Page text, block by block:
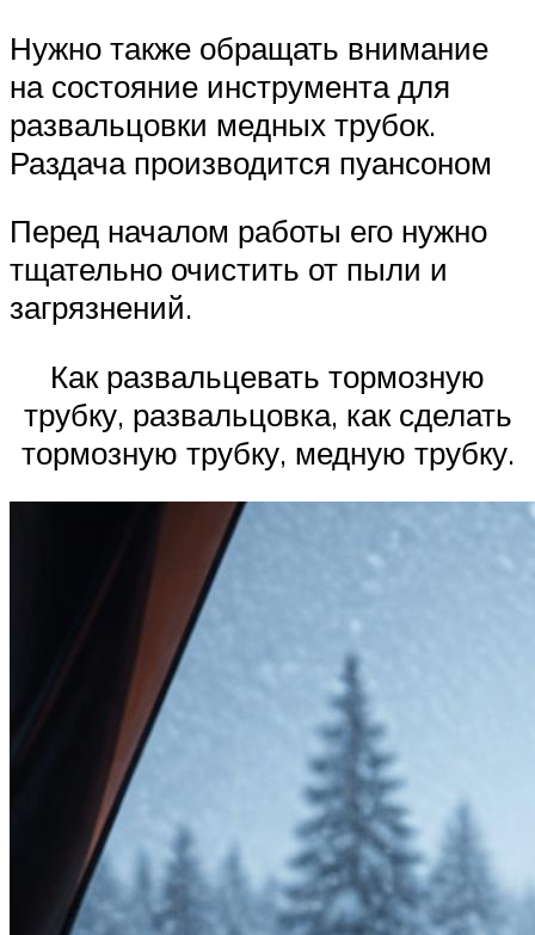
Нужно также обращать внимание
на состояние инструмента для
развальцовки медных трубок.
Раздача производится пуансоном
Перед началом работы его нужно
тщательно очистить от пыли и
загрязнений.
Как развальцевать тормозную
трубку, развальцовка, как сделать
тормозную трубку, медную трубку.